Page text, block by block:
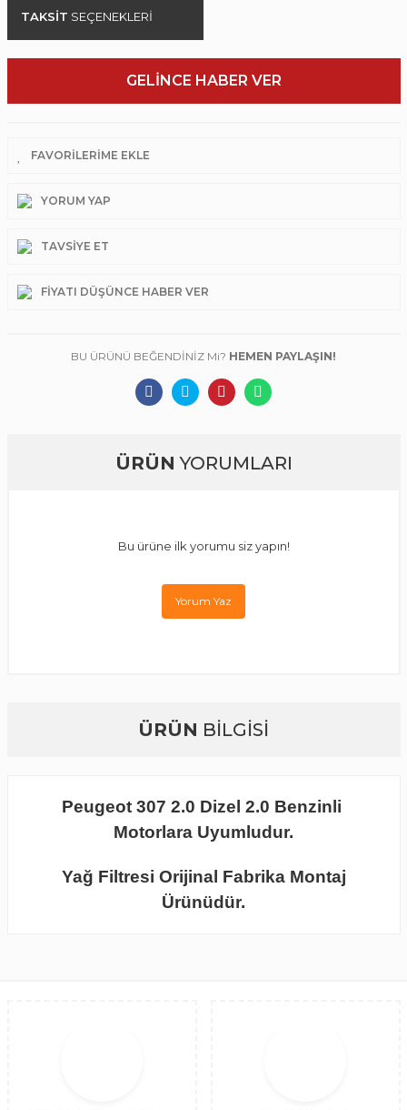
TAKSİT SEÇENEKLERİ
GELİNCE HABER VER
YORUM YAP
TAVSIYE ET
FIYATI DÜŞÜNCE HABER VER
BU ÜRÜNÜ BEĞENDİNİZ Mi? HEMEN PAYLAŞIN!
ÜRÜN YORUMLARI
Bu ürüne ilk yorumu siz yapın!
Yorum Yaz
ÜRÜN BİLGİSİ
Peugeot 307 2.0 Dizel 2.0 Benzinli
Motorlara Uyumludur.
Yağ Filtresi Orijinal Fabrika Montaj
Ürünüdür.